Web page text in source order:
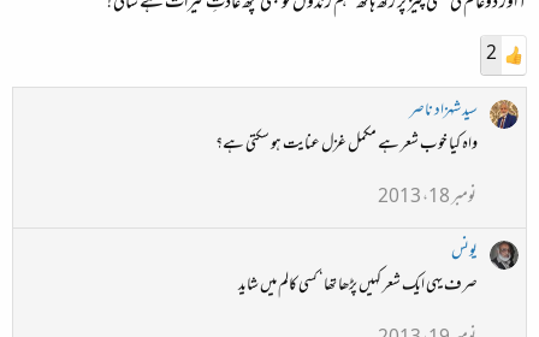
2
سید شہزاد ناصر
واہ کیا خوب شعر ہے مکمل غزل عنایت ہو سکتی ہے؟
نومبر 18، 2013
یونس
صرف یہی ایک شعر کہیں پڑھا تھا‘ کسی کالم میں شاید